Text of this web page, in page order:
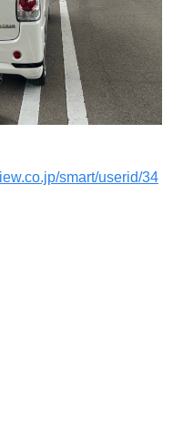
smart/userid/34